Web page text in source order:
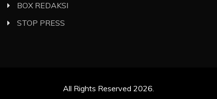
BOX REDAKSI
STOP PRESS
All Rights Reserved 2026.